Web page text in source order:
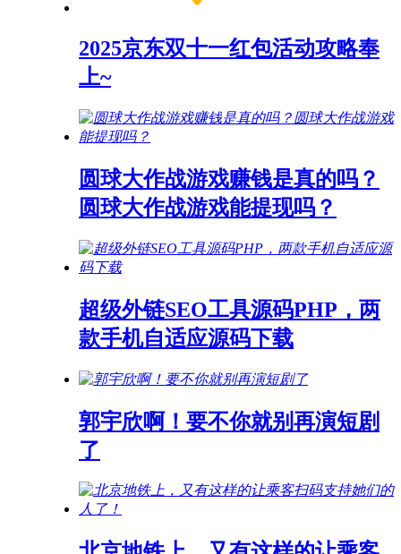
2025京东双十一红包活动攻略奉
上~
圆球大作战游戏赚钱是真的吗？
圆球大作战游戏能提现吗？
超级外链SEO工具源码PHP，两
款手机自适应源码下载
郭宇欣啊！要不你就别再演短剧
了